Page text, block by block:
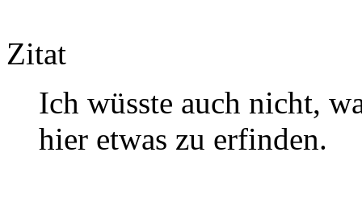
Zitat
Ich wüsste auch nicht,
hier etwas zu erfinden.